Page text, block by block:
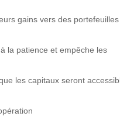
gains vers des portefeuilles
la patience et empêche les
les capitaux seront